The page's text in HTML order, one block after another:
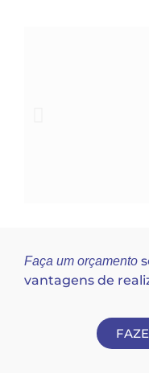
Faça um orçamento
vantagens de